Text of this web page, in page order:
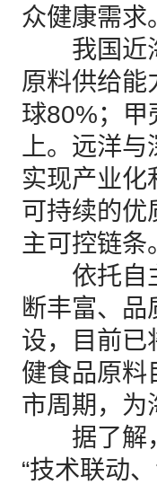
众健康需求。
我国近海
原料供给能
球80%；甲
上。远洋
实现产业化
可持续的
主可控链条。
依托自主
断丰富、
设，目前已
健食品原料
市周期，为
据了解，
“技术联动